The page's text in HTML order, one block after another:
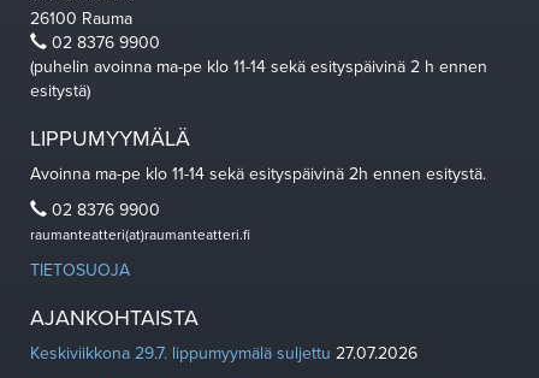
26100 Rauma
02 8376 9900
(puhelin avoinna ma-pe klo 11-14 sekä esityspäivinä 2 h ennen
esitystä)
LIPPUMYYMÄLÄ
Avoinna ma-pe klo 11-14 sekä esityspäivinä 2h ennen esitystä.
02 8376 9900
raumanteatteri(at)raumanteatteri.fi
TIETOSUOJA
AJANKOHTAISTA
Keskiviikkona 29.7. lippumyymälä suljettu 27.07.2026